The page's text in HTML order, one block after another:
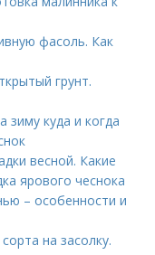
фасоль. Как
грунт.
зиму куда и когда
весной. Какие
ярового чеснока
– особенности и
на засолку.